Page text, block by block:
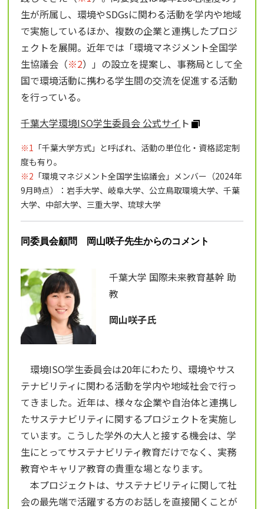
生が所属し、環境やSDGsに関わる活動を学内や地域
で実施しているほか、複数の企業と連携したプロジ
ェクトを展開。近年では「環境マネジメント全国学
生協議会（※2）」の設立を提案し、事務局として全
国で環境活動に携わる学生間の交流を促進する活動
を行っている。
千葉大学環境ISO学生委員会 公式サイ ト
※1 「千葉大学方式」と呼ばれ、活動の単位化・資格認定制
度も有り。
※2 「環境マネジメント全国学生協議会」メンバー（2024年
9月時点）：岩手大学、岐阜大学、公立鳥取環境大学、千葉
大学、中部大学、三重大学、琉球大学
同委員会顧問 岡山咲子先生からのコメント
千葉大学 国際未来教育基幹 助
教
岡山咲子氏
環境ISO学生委員会は20年にわたり、環境やサス
テナビリティに関わる活動を学内や地域社会で行っ
てきました。近年は、様々な企業や自治体と連携し
たサステナビリティに関するプロジェクトを実施し
ています。こうした学外の大人と接する機会は、学
生にとってサステナビリティ教育だけでなく、実務
教育やキャリア教育の貴重な場となります。
本プロジェクトは、サステナビリティに関して社
会の最先端で活躍する方のお話しを直接聞くことが